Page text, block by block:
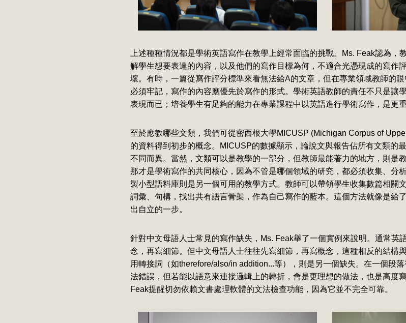
上述種種情況都是學術英語寫作在教學上經常面臨的挑戰。Ms. Feak認為，
解學生想要表達的內容，以及他們的寫作目標為何，不適合光憑現成的寫作
壞。有時，一篇從寫作評分標準來看無法給A的文章，但在專業領域教師的
必須牢記，寫作的內容應優先於寫作的形式。學術英語教師的責任不只是讓
表現而已；培養學生有足夠的能力在專業課程中以英語進行學術寫作，是更重
至於應教哪些文類，我們可從密西根大學MICUSP (Michigan Corpus of
的資料得到初步的概念。MICUSP的數據顯示，論說文與報告佔所有文類的
不同而異。當然，文類可以是教學的一部分，但教師最能著力的地方，則是
那才是學術寫作的共同核心，因為不管是哪個領域的研究，都必須收集、分
製小型語料庫則是另一個可用的教學方式。教師可以帶領學生收集數篇相關
詞彙、句構，找出共有語言骨架，作為自己寫作的藍本。這個方法就像是給
出自立的一步。
針對中文母語人士常見的寫作缺失，Ms. Feak舉了一個實例來說明。通常英
念，再寫細節。但中文母語人士往往先寫細節，再寫概念，這種相反的結構
用轉接詞（如therefore/also/in addition...等），則是另一個缺失。在一個段
法錯誤，但若能以語意來連接邏輯上的轉折，會是更理想的做法，也是高度
Feak提醒切勿依賴文書處理軟體的文法檢查功能，因為它並不完全可靠。